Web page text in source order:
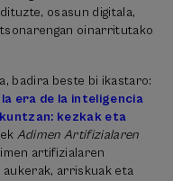
osasun digitala,
oinarritutako
badira beste bi ikastaro:
era de la inteligencia
kezkak eta
Adimen Artifizialaren
artifizialaren
arriskuak eta